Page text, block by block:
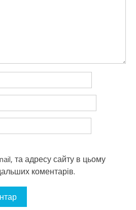
та адресу сайту в цьому
коментарів.